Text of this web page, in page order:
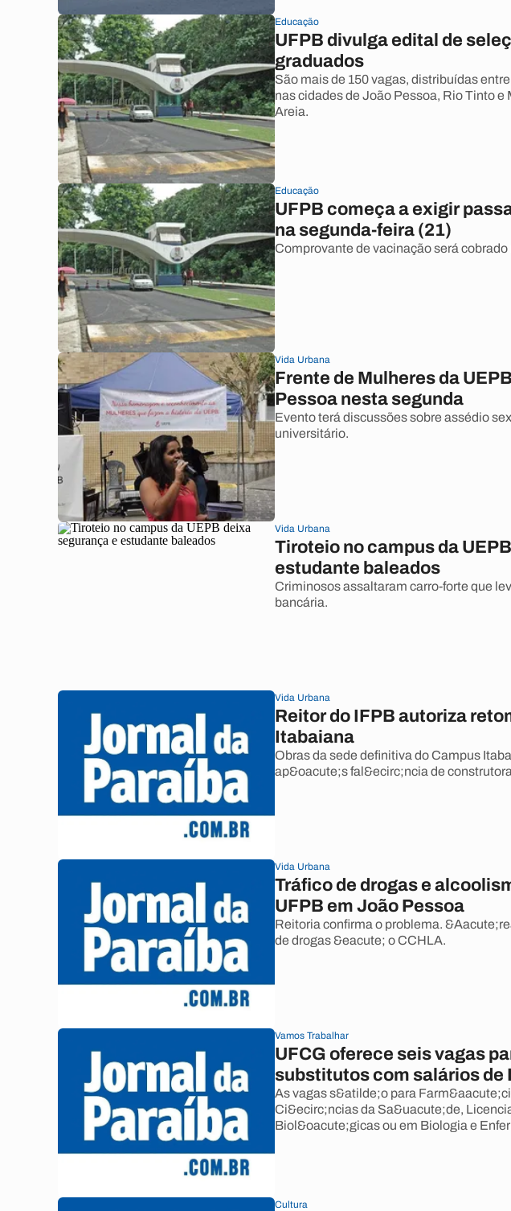
Educação
UFPB divulga edital de
graduados
São mais de 150 vagas, distribuídas
nas cidades de João Pessoa, Rio Tinto
Areia.
Educação
UFPB começa a exigir
na segunda-feira (21)
Comprovante de vacinação será
Vida Urbana
Frente de Mulheres da
Pessoa nesta segunda
Evento terá discussões sobre assédio
universitário.
Vida Urbana
Tiroteio no campus da
estudante baleados
Criminosos assaltaram carro-forte que
bancária.
Vida Urbana
Reitor do IFPB autoriza
Itabaiana
Obras da sede definitiva do Campus
ap&oacute;s fal&ecirc;ncia de
Vida Urbana
Tráfico de drogas e
UFPB em João Pessoa
Reitoria confirma o problema.
de drogas &eacute; o CCHLA.
Vamos Trabalhar
UFCG oferece seis vagas
substitutos com salários de
As vagas s&atilde;o para
Ci&ecirc;ncias da Sa&uacute;de,
Biol&oacute;gicas ou em Biologia e
Cultura